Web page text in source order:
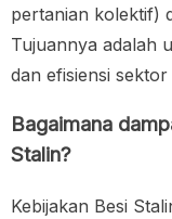
pertanian kolektif)
Tujuannya adalah
dan efisiensi
Bagaimana
Stalin?
Kebijakan Besi